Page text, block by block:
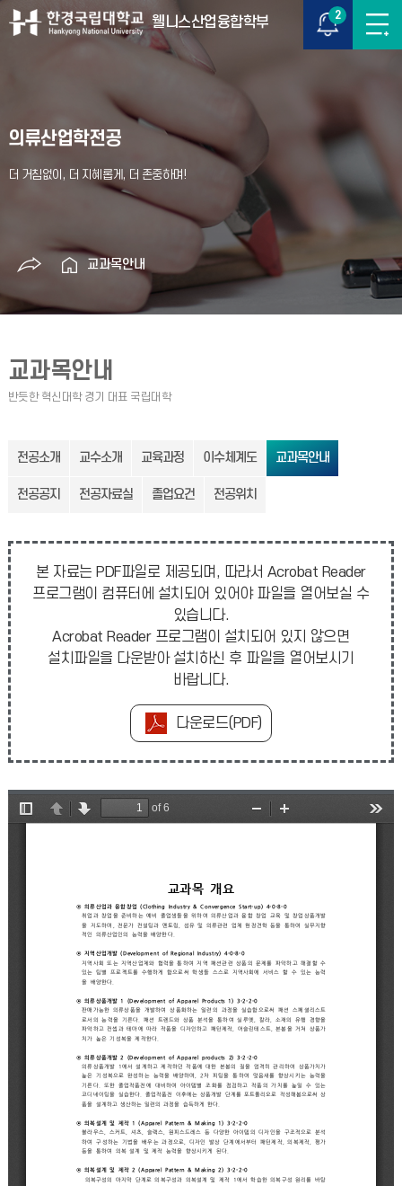
웰니스산업융합학부 2
의류산업학전공
교과목안내
교과목안내
전공소개 교수소개 교육과정 이수체계도 교과목안내
전공공지 전공자료실 졸업요건 전공위치
본 자료는 PDF파일로 제공되며, 따라서 Acrobat Reader
프로그램이 컴퓨터에 설치되어 있어야 파일을 열어보실 수
있습니다.
Acrobat Reader 프로그램이 설치되어 있지 않으면
설치파일을 다운받아 설치하신 후 파일을 열어보시기
바랍니다.
다운로드(PDF)